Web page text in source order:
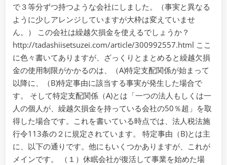
で３等分ずつ持つような会社にしました。（事実と異なる
ように少しアレンジしていますが大枠は変えていませ
ん。） この会社は繰越欠損金を使えるでしょうか？
http://tadashiisetsuzei.com/article/300992557.html ここ
に色々書いてありますが、ざっくりとまとめると繰越欠損
金の使用制限がかかるのは、（A)特定支配関係が始まって
以降に、（B)特定事由に該当する事実が発生した場合で
す。 そして特定支配関係（A)とは「一つの法人もしくは一
人の個人が、繰越欠損金を持っている会社の50％超」を取
得した場合です。これを書いている時点では、法人税法施
行令113条の２に規定されています。 特定事由（B)とは主
に、以下の通りです。他にもいくつかありますが、これが
メインです。 （１）休眠会社が復活して事業を始めた場